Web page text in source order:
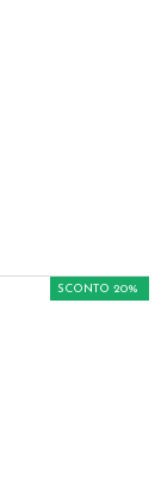
SCONTO 20%